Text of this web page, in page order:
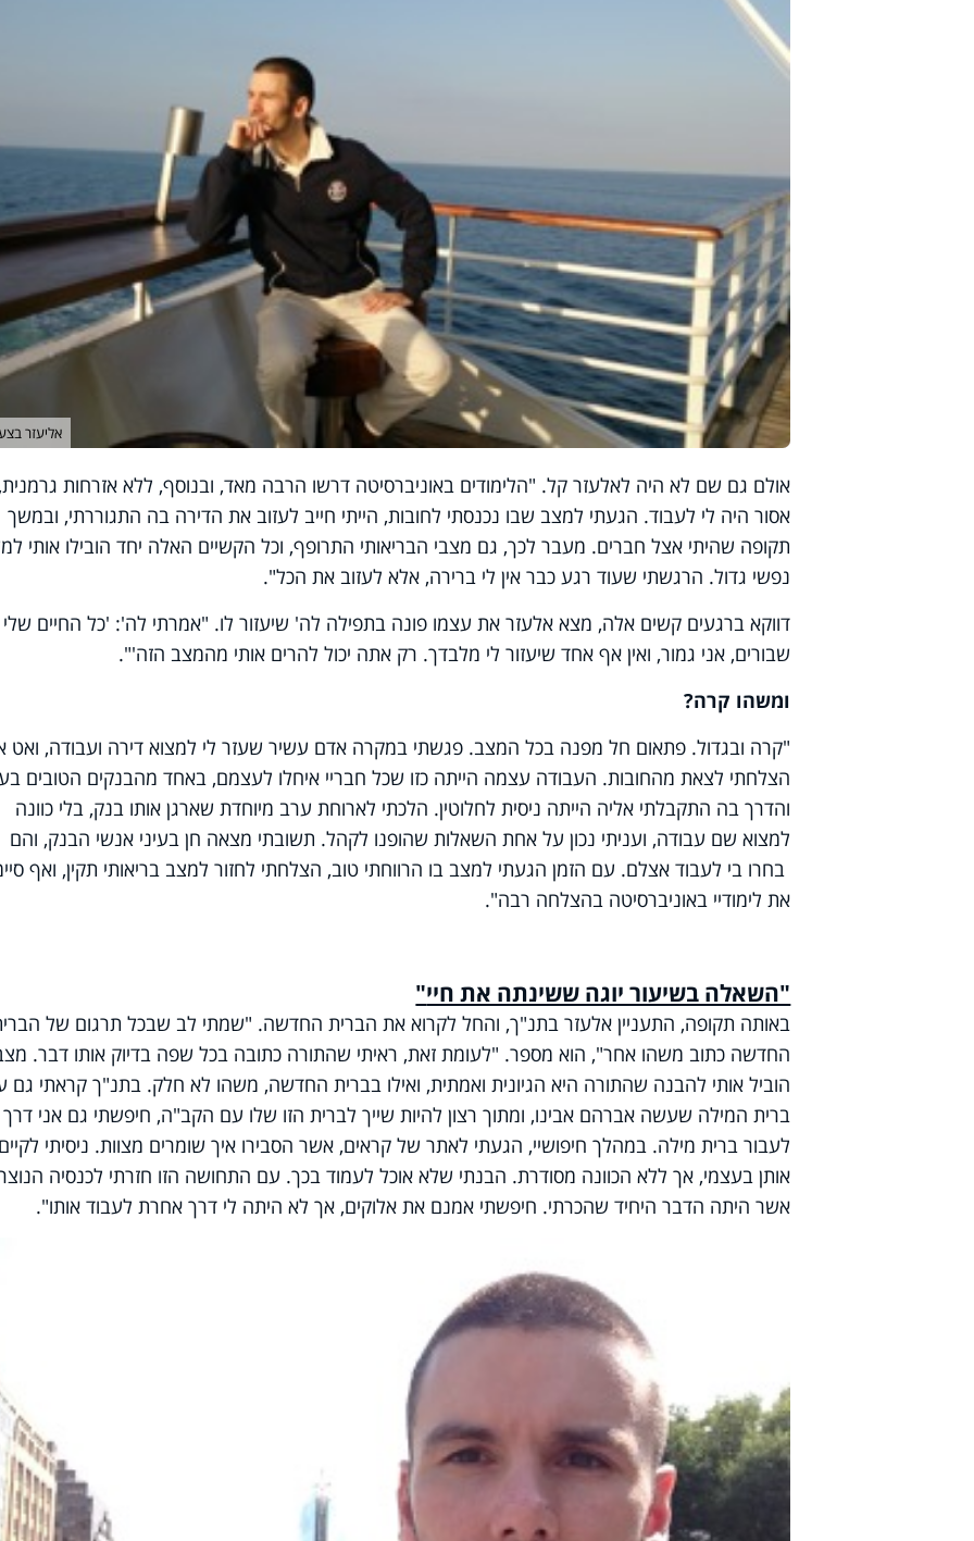
אליעזר
אולם גם שם לא היה לאלעזר קל. "הלימודים באוניברסיטה דרשו הרבה מאד, ובנוסף, ללא אזרחות גרמנית,
אסור היה לי לעבוד. הגעתי למצב שבו נכנסתי לחובות, הייתי חייב לעזוב את הדירה בה התגוררתי, ובמשך
תקופה שהיתי אצל חברים. מעבר לכך, גם מצבי הבריאותי התרופף, וכל הקשיים האלה יחד הובילו אותי
נפשי גדול. הרגשתי שעוד רגע כבר אין לי ברירה, אלא לעזוב את הכל".
דווקא ברגעים קשים אלה, מצא אלעזר את עצמו פונה בתפילה לה' שיעזור לו. "אמרתי לה': 'כל החיים שלי
שבורים, אני גמור, ואין אף אחד שיעזור לי מלבדך. רק אתה יכול להרים אותי מהמצב הזה'".
ומשהו קרה?
"קרה ובגדול. פתאום חל מפנה בכל המצב. פגשתי במקרה אדם עשיר שעזר לי למצוא דירה ועבודה, ואט
הצלחתי לצאת מהחובות. העבודה עצמה הייתה כזו שכל חבריי איחלו לעצמם, באחד מהבנקים הטובים
והדרך בה התקבלתי אליה הייתה ניסית לחלוטין. הלכתי לארוחת ערב מיוחדת שארגן אותו בנק, בלי כוונה
למצוא שם עבודה, ועניתי נכון על אחת השאלות שהופנו לקהל. תשובתי מצאה חן בעיני אנשי הבנק, והם
בחרו בי לעבוד אצלם. עם הזמן הגעתי למצב בו הרווחתי טוב, הצלחתי לחזור למצב בריאותי תקין, ואף
את לימודיי באוניברסיטה בהצלחה רבה".
"השאלה בשיעור יוגה ששינתה את חיי"
באותה תקופה, התעניין אלעזר בתנ"ך, והחל לקרוא את הברית החדשה. "שמתי לב שבכל תרגום של
החדשה כתוב משהו אחר", הוא מספר. "לעומת זאת, ראיתי שהתורה כתובה בכל שפה בדיוק אותו דבר.
הוביל אותי להבנה שהתורה היא הגיונית ואמתית, ואילו בברית החדשה, משהו לא חלק. בתנ"ך קראתי גם
ברית המילה שעשה אברהם אבינו, ומתוך רצון להיות שייך לברית הזו שלו עם הקב"ה, חיפשתי גם אני דרך
לעבור ברית מילה. במהלך חיפושיי, הגעתי לאתר של קראים, אשר הסבירו איך שומרים מצוות. ניסיתי לקיים
אותן בעצמי, אך ללא הכוונה מסודרת. הבנתי שלא אוכל לעמוד בכך. עם התחושה הזו חזרתי לכנסיה
אשר היתה הדבר היחיד שהכרתי. חיפשתי אמנם את אלוקים, אך לא היתה לי דרך אחרת לעבוד אותו".